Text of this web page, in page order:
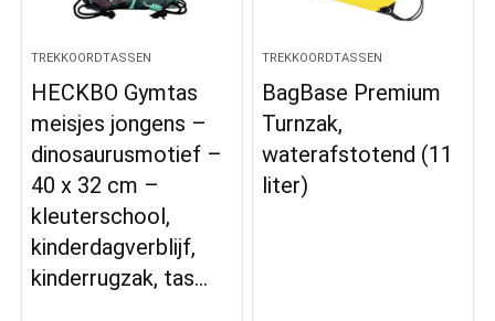
TREKKOORDTASSEN
HECKBO Gymtas
meisjes jongens –
dinosaurusmotief –
40 x 32 cm –
kleuterschool,
kinderdagverblijf,
kinderrugzak, tas…
TREKKOORDTASSEN
BagBase Premium
Turnzak,
waterafstotend (11
liter)